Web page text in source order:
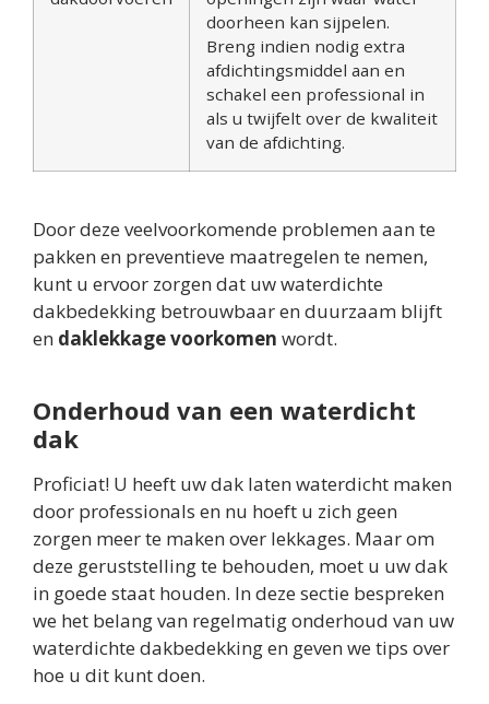
doorheen kan sijpelen.
Breng indien nodig extra
afdichtingsmiddel aan en
schakel een professional in
als u twijfelt over de kwaliteit
van de afdichting.
Door deze veelvoorkomende problemen aan te
pakken en preventieve maatregelen te nemen,
kunt u ervoor zorgen dat uw waterdichte
dakbedekking betrouwbaar en duurzaam blijft
en daklekkage voorkomen wordt.
Onderhoud van een waterdicht
dak
Proficiat! U heeft uw dak laten waterdicht maken
door professionals en nu hoeft u zich geen
zorgen meer te maken over lekkages. Maar om
deze geruststelling te behouden, moet u uw dak
in goede staat houden. In deze sectie bespreken
we het belang van regelmatig onderhoud van uw
waterdichte dakbedekking en geven we tips over
hoe u dit kunt doen.